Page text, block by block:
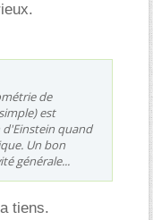
de
est
quand
Un bon
générale...
tiens.